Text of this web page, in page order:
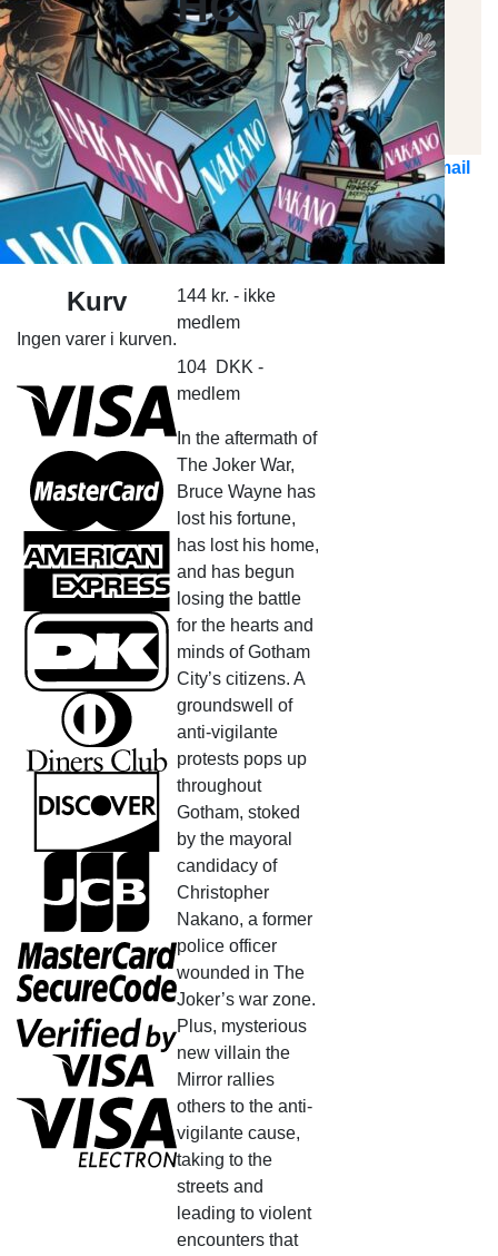
Marvel Comics
DC Comics
Top 10 NyhederKontakt Os Ring til os
Send E-mail
Søg
efter:
Log ind
Ingen varer i kurven.
Kurv
Ingen varer i kurven.
144 kr. - ikke
medlem
104 DKK -
medlem
In the aftermath of
The Joker War,
Bruce Wayne has
lost his fortune,
has lost his home,
and has begun
losing the battle
for the hearts and
minds of Gotham
City’s citizens. A
groundswell of
anti-vigilante
protests pops up
throughout
Gotham, stoked
by the mayoral
candidacy of
Christopher
Nakano, a former
police officer
wounded in The
Joker’s war zone.
Plus, mysterious
new villain the
Mirror rallies
others to the anti-
vigilante cause,
taking to the
streets and
leading to violent
encounters that